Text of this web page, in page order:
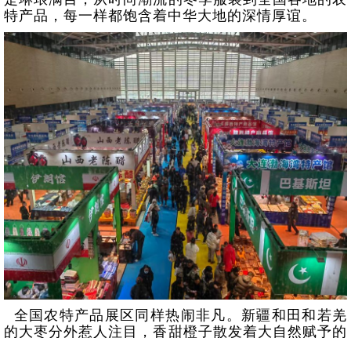
特产品，每一样都饱含着中华大地的深情厚谊。
全国农特产品展区同样热闹非凡。新疆和田和若羌
的大枣分外惹人注目，香甜橙子散发着大自然赋予的